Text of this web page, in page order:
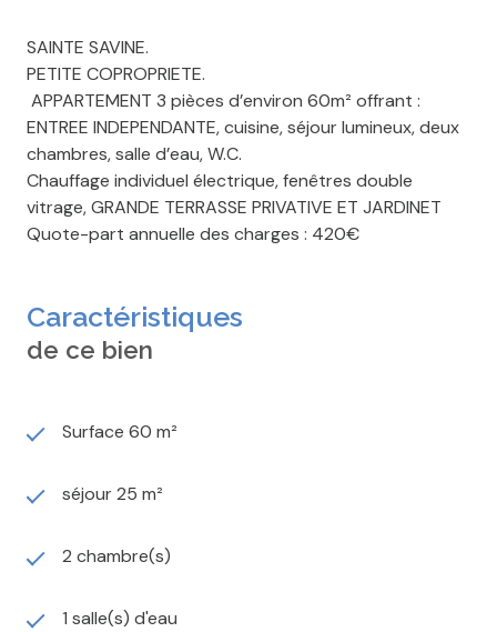
SAINTE SAVINE.
PETITE COPROPRIETE.
APPARTEMENT 3 pièces d’environ 60m² offrant :
ENTREE INDEPENDANTE, cuisine, séjour lumineux, deux
chambres, salle d’eau, W.C.
Chauffage individuel électrique, fenêtres double
vitrage, GRANDE TERRASSE PRIVATIVE ET JARDINET
Quote-part annuelle des charges : 420€
Caractéristiques
de ce bien
Surface 60 m²
séjour 25 m²
2 chambre(s)
1 salle(s) d'eau